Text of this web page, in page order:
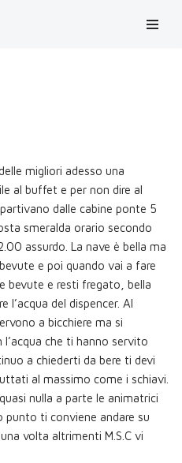
migliori adesso una
al buffet e per non dire al
dalle cabine ponte 5
smeralda orario secondo
assurdo. La nave è bella ma
e poi quando vai a fare
bevute e resti fregato, bella
del dispencer. Al
a bicchiere ma si
che ti hanno servito
a chiederti da bere ti devi
al massimo come i schiavi.
nulla a parte le animatrici
punto ti conviene andare su
volta altrimenti M.S.C vi